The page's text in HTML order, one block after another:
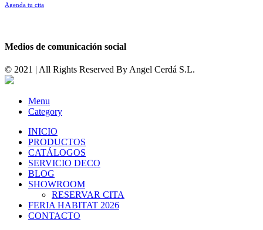
Agenda tu cita
Medios de comunicación social
© 2021 | All Rights Reserved By Angel Cerdá S.L.
Menu
Category
INICIO
PRODUCTOS
CATÁLOGOS
SERVICIO DECO
BLOG
SHOWROOM
RESERVAR CITA
FERIA HABITAT 2026
CONTACTO